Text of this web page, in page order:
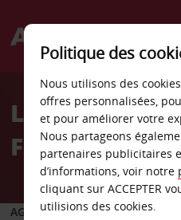
Welcome
AvisLocation de
Francfort
AGENCE DE DÉPART
Politique des
Nous utilisons des
offres personnalisées,
et pour améliorer votre
Nous partageons
partenaires publicitaires
d’informations, voir notre
cliquant sur ACCEPTER
utilisions des cookies.